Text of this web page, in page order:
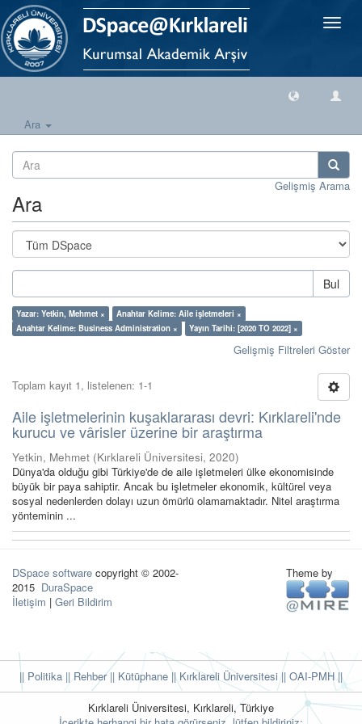
Geçiş
Ara
Gelişmiş Arama
Ara
Bul
Yazar: Yetkin, Mehmet ×
Anahtar Kelime: Aile işletmeleri ×
Anahtar Kelime: Business Administration ×
Yayın Tarihi: [2020 TO 2022] ×
Gelişmiş Filtreleri Göster
Toplam kayıt 1, listelenen: 1-1
Aile işletmelerinin kuşaklararası devri: Kırklareli'nde
kurucu ve vârisler üzerine bir araştırma
Yetkin, Mehmet (Kırklareli Üniversitesi, 2020)
Dünya'da olduğu gibi Türkiye'de de aile işletmeleri ülke ekonomisinde
büyük bir paya sahiptir. Ancak bu işletmeler ekonomik, kültürel veya
sosyal nedenlerden dolayı uzun ömürlü olamamaktadır. Nitel araştırma
yönteminin ...
DSpace software copyright © 2002-
2015 DuraSpace
İletişim | Geri Bildirim
Theme by
|| Politika || Rehber|| Kütüphane || Kırklareli Üniversitesi || OAI-PMH ||
Kırklareli Üniversitesi, Kırklareli, Türkiye